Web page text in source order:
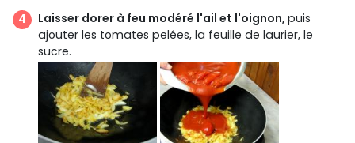
Laisser dorer à feu modéré l'ail et l'oignon, puis
ajouter les tomates pelées, la feuille de laurier, le
sucre.